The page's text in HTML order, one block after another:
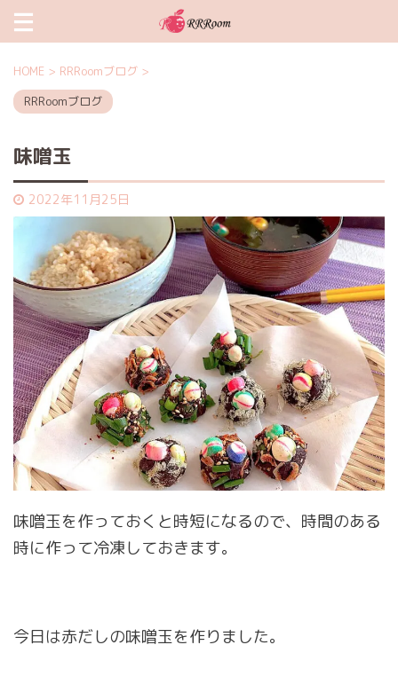
HOME > RRRoomブログ >
RRRoomブログ
味噌玉
2022年11月25日
味噌玉を作っておくと時短になるので、時間のある
時に作って冷凍しておきます。
今日は赤だしの味噌玉を作りました。